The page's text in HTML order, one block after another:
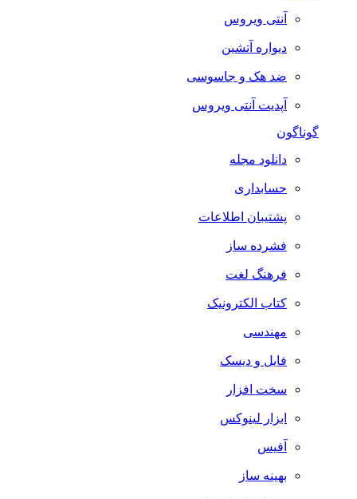
آنتی ویروس
دیواره آتشین
ضد هک و جاسوسی
آپدیت آنتی ویروس
گوناگون
دانلود مجله
حسابداری
پشتیبان اطلاعات
فشرده ساز
فرهنگ لغت
کتاب الکترونیک
مهندسی
فایل و دیسک
سخت افزار
ابزار لینوکس
آفیس
بهینه ساز